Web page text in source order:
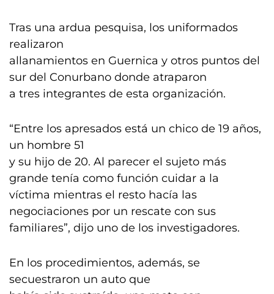
Tras una ardua pesquisa, los uniformados
realizaron
allanamientos en Guernica y otros puntos del
sur del Conurbano donde atraparon
a tres integrantes de esta organización.
“Entre los apresados está un chico de 19 años,
un hombre 51
y su hijo de 20. Al parecer el sujeto más
grande tenía como función cuidar a la
víctima mientras el resto hacía las
negociaciones por un rescate con sus
familiares”, dijo uno de los investigadores.
En los procedimientos, además, se
secuestraron un auto que